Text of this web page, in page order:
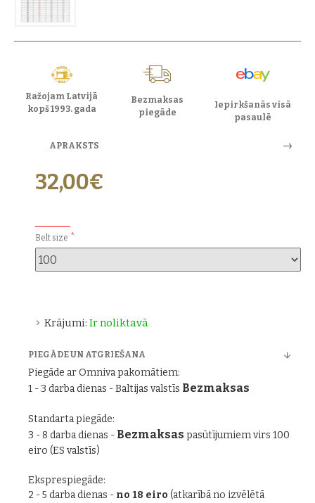
Ražojam Latvijā
kopš 1993. gada
Bezmaksas
piegāde
Iepirkšanās visā
pasaulē
APRAKSTS
Krājumi: Ir noliktavā
32,00€
Belt size
PIEGĀDE UN ATGRIEŠANA
Piegāde ar Omniva pakomātiem:
1 - 3 darba dienas - Baltijas valstīs Bezmaksas
Standarta piegāde:
3 - 8 darba dienas - Bezmaksas pasūtījumiem virs 100
eiro (ES valstīs)
Eksprespiegāde:
2 - 5 darba dienas - no 18 eiro (atkarībā no izvēlētā